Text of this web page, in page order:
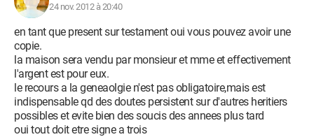
24 nov. 2012 à 20:40
en tant que present sur testament oui vous pouvez avoir une
copie.
la maison sera vendu par monsieur et mme et effectivement
l'argent est pour eux.
le recours a la geneaolgie n'est pas obligatoire,mais est
indispensable qd des doutes persistent sur d'autres heritiers
possibles et evite bien des soucis des annees plus tard
oui tout doit etre signe a trois